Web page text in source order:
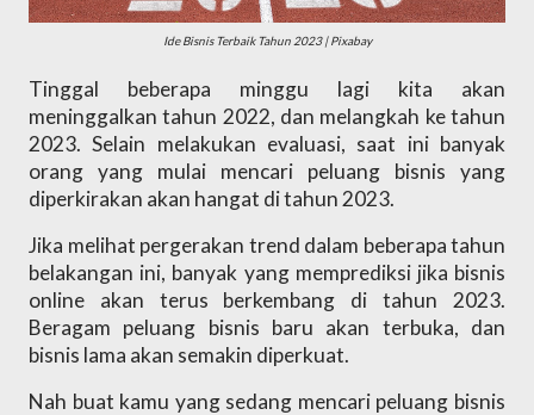
Ide Bisnis Terbaik Tahun 2023 | Pixabay
Tinggal beberapa minggu lagi kita akan
meninggalkan tahun 2022, dan melangkah ke tahun
2023. Selain melakukan evaluasi, saat ini banyak
orang yang mulai mencari peluang bisnis yang
diperkirakan akan hangat di tahun 2023.
Jika melihat pergerakan trend dalam beberapa tahun
belakangan ini, banyak yang memprediksi jika bisnis
online akan terus berkembang di tahun 2023.
Beragam peluang bisnis baru akan terbuka, dan
bisnis lama akan semakin diperkuat.
Nah buat kamu yang sedang mencari peluang bisnis